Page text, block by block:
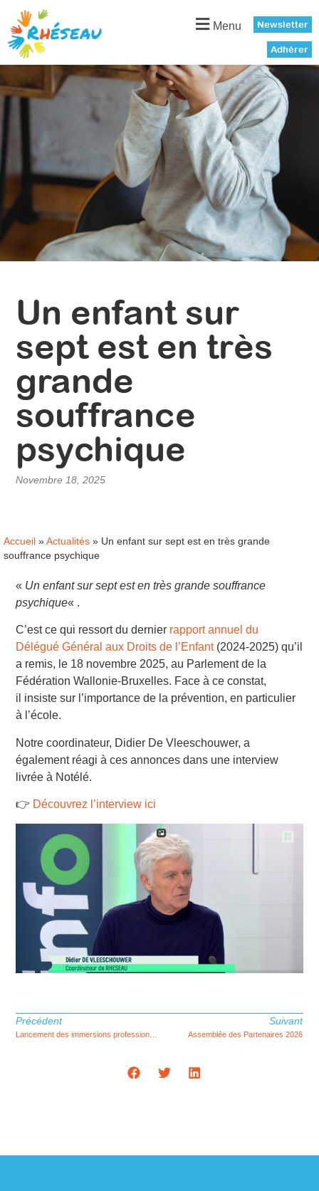
Menu Newsletter
Adhérer
Un enfant sur
sept est en très
grande
souffrance
psychique
Novembre 18, 2025
Accueil » Actualités » Un enfant sur sept est en très grande
souffrance psychique
« Un enfant sur sept est en très grande souffrance
psychique« .
C’est ce qui ressort du dernier rapport annuel du
Délégué Général aux Droits de l’Enfant(2024-2025) qu’il
a remis, le 18 novembre 2025, au Parlement de la
Fédération Wallonie-Bruxelles. Face à ce constat,
il insiste sur l’importance de la prévention, en particulier
à l’école.
Notre coordinateur, Didier De Vleeschouwer, a
également réagi à ces annonces dans une interview
livrée à Notélé.
👉 Découvrez l’interview ici
Précédent Suivant
Assemblée des Partenaires 2026
Panneau de gestion des cookies